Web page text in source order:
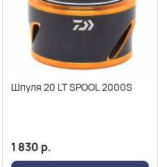
Шпуля 20 LT SPOOL 2000S
1 830 р.